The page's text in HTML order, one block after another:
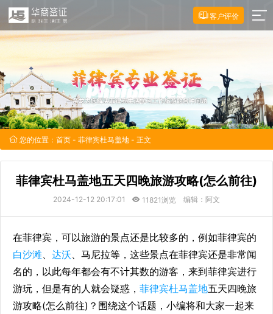
客户评价
您的位置： 首页 - 菲律宾杜马盖地 - 正文
菲律宾杜马盖地五天四晚旅游攻略(怎么前往)
2024-12-12 20:17:01 11821浏览 编辑：阿文
在菲律宾，可以旅游的景点还是比较多的，例如菲律宾的
白沙滩、 达沃、马尼拉等，这些景点在菲律宾还是非常闻
名的，以此每年都会有不计其数的游客，来到菲律宾进行
游玩，但是有的人就会疑惑， 菲律宾杜马盖地五天四晚旅
游攻略(怎么前往)？围绕这个话题，小编将和大家一起来